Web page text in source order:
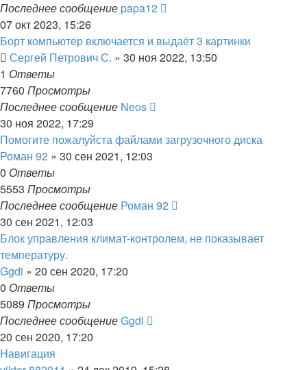
Последнее сообщение papa12
07 окт 2023, 15:26
Борт компьютер включается и выдаёт 3 картинки
Сергей Петрович С. » 30 ноя 2022, 13:50
1 Ответы
7760 Просмотры
Последнее сообщение Neos
30 ноя 2022, 17:29
Помогите пожалуйста файлами загрузочного диска
Роман 92 » 30 сен 2021, 12:03
0 Ответы
5553 Просмотры
Последнее сообщение Роман 92
30 сен 2021, 12:03
Блок управления климат-контролем, не показывает
температуру.
Ggdi » 20 сен 2020, 17:20
0 Ответы
5089 Просмотры
Последнее сообщениеGgdi
20 сен 2020, 17:20
Навигация